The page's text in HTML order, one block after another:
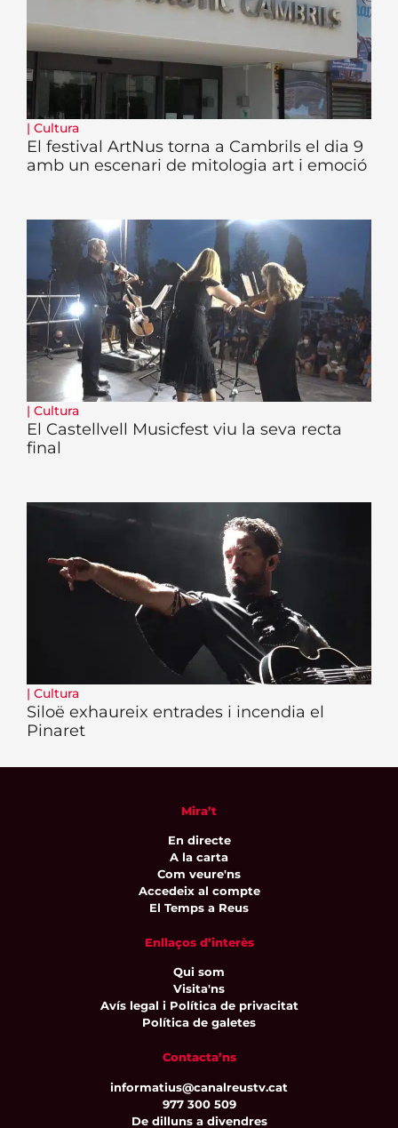
| Cultura
El festival ArtNus torna a Cambrils el dia 9
amb un escenari de mitologia art i emoció
| Cultura
El Castellvell Musicfest viu la seva recta
final
| Cultura
Siloë exhaureix entrades i incendia el
Pinaret
Mira’t
En directe
A la carta
Com veure'ns
Accedeix al compte
El Temps a Reus
Enllaços d’interès
Qui som
Visita'ns
Avís legal i Política de privacitat
Política de galetes
Contacta’ns
informatius@canalreustv.cat
977 300 509
De dilluns a divendres